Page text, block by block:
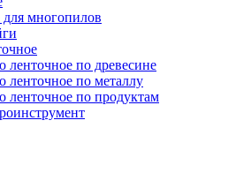
многопилов
ленточное по древесине
ленточное по металлу
ленточное по продуктам